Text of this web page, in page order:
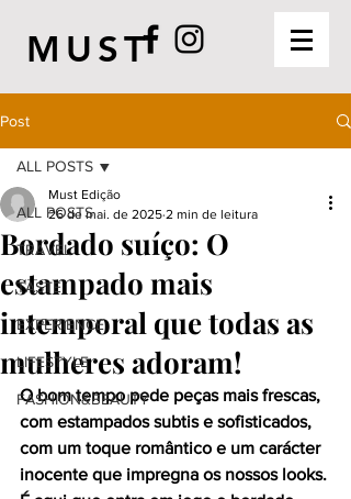
MUST
Post
ALL POSTS
TRAVEL
TASTE
EXPERIENCE
LIFESTYLE
FASHION&BEAUTY
ALL POSTS
Bordado suíço: O
estampado mais
intemporal que todas as
mulheres adoram!
Must Edição
26 de mai. de 2025 2 min de leitura
O bom tempo pede peças mais frescas,
com estampados subtis e sofisticados,
com um toque romântico e um carácter
inocente que impregna os nossos looks.